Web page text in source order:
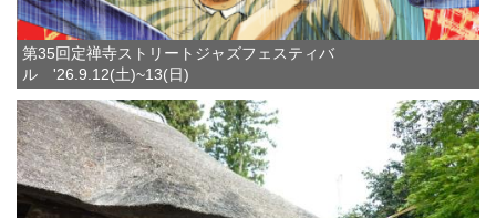
第35回定禅寺ストリートジャズフェスティバ
ル '26.9.12(土)~13(日)